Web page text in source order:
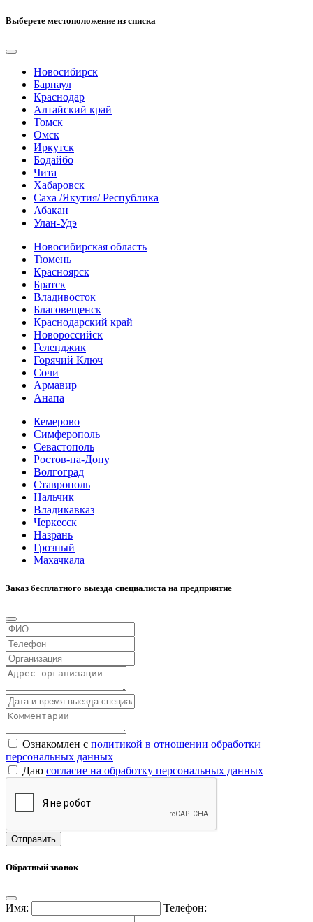
Выберете местоположение из списка
Новосибирск
Барнаул
Краснодар
Алтайский край
Томск
Омск
Иркутск
Бодайбо
Чита
Хабаровск
Саха /Якутия/ Республика
Абакан
Улан-Удэ
Новосибирская область
Тюмень
Красноярск
Братск
Владивосток
Благовещенск
Краснодарский край
Новороссийск
Геленджик
Горячий Ключ
Сочи
Армавир
Анапа
Кемерово
Симферополь
Севастополь
Ростов-на-Дону
Волгоград
Ставрополь
Нальчик
Владикавказ
Черкесск
Назрань
Грозный
Махачкала
Заказ бесплатного выезда специалиста на предприятие
Ознакомлен с политикой в отношении обработки
персональных данных
Даю согласие на обработку персональных данных
Обратный звонок
Имя: Телефон: